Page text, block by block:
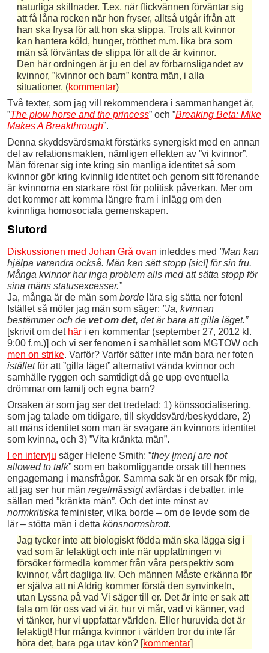
naturliga skillnader. T.ex. när flickvännen förväntar sig
att få låna rocken när hon fryser, alltså utgår ifrån att
han ska frysa för att hon ska slippa. Trots att kvinnor
kan hantera köld, hunger, trötthet m.m. lika bra som
män så förväntas de slippa för att de är kvinnor.
Den här ordningen är ju en del av förbarnsligandet av
kvinnor, ”kvinnor och barn” kontra män, i alla
situationer. (kommentar)
Två texter, som jag vill rekommendera i sammanhanget är,
”The plow horse and the princess” och ”Breaking Beta: Mike
Makes A Breakthrough”.
Denna skyddsvärdsmakt förstärks synergiskt med en annan
del av relationsmakten, nämligen effekten av ”vi kvinnor”.
Män förenar sig inte kring sin manliga identitet så som
kvinnor gör kring kvinnlig identitet och genom sitt förenande
är kvinnorna en starkare röst för politisk påverkan. Mer om
det kommer att komma längre fram i inlägg om den
kvinnliga homosociala gemenskapen.
Slutord
Diskussionen med Johan Grå ovan inleddes med ”Man kan
hjälpa varandra också. Män kan sätt stopp [sic!]för sin fru.
Många kvinnor har inga problem alls med att sätta stopp för
sina mäns statusexcesser.”
Ja, många är de män som borde lära sig sätta ner foten!
Istället så möter jag män som säger: ”Ja, kvinnan
bestämmer och de vet om det, det är bara att gilla läget.”
[skrivit om det här i en kommentar (september 27, 2012 kl.
9:00 f.m.)] och vi ser fenomen i samhället som MGTOW och
men on strike. Varför? Varför sätter inte män bara ner foten
iställetför att ”gilla läget” alternativt vända kvinnor och
samhälle ryggen och samtidigt då ge upp eventuella
drömmar om familj och egna barn?
Orsaken är som jag ser det tredelad: 1) könssocialisering,
som jag talade om tidigare, till skyddsvärd/beskyddare, 2)
att mäns identitet som man är svagare än kvinnors identitet
som kvinna, och 3) ”Vita kränkta män”.
I en intervju säger Helene Smith: ”they [men] are not
allowed to talk” som en bakomliggande orsak till hennes
engagemang i mansfrågor. Samma sak är en orsak för mig,
att jag ser hur män regelmässigtavfärdas i debatter, inte
sällan med ”kränkta män”. Och det inte minst av
normkritiska feminister, vilka borde – om de levde som de
lär – stötta män i detta könsnormsbrott.
Jag tycker inte att biologiskt födda män ska lägga sig i
vad som är felaktigt och inte när uppfattningen vi
försöker förmedla kommer från våra perspektiv som
kvinnor, vårt dagliga liv. Och männen Måste erkänna för
er själva att ni Aldrig kommer förstå den synvinkeln,
utan Lyssna på vad Vi säger till er. Det är inte er sak att
tala om för oss vad vi är, hur vi mår, vad vi känner, vad
vi tänker, hur vi uppfattar världen. Eller huruvida det är
felaktigt! Hur många kvinnor i världen tror du inte får
höra det, bara pga utav kön? [kommentar]